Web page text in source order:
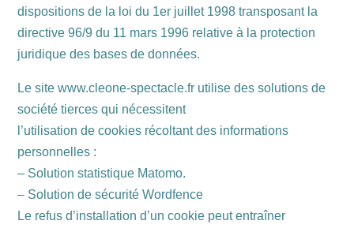
dispositions de la loi du 1er juillet 1998 transposant la
directive 96/9 du 11 mars 1996 relative à la protection
juridique des bases de données.
Le site www.cleone-spectacle.fr utilise des solutions de
société tierces qui nécessitent
l’utilisation de cookies récoltant des informations
personnelles :
– Solution statistique Matomo.
– Solution de sécurité Wordfence
Le refus d’installation d’un cookie peut entraîner